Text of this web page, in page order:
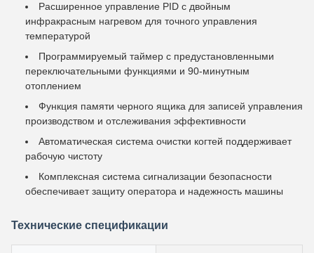
Расширенное управление PID с двойным
инфракрасным нагревом для точного управления
температурой
Программируемый таймер с предустановленными
переключательными функциями и 90-минутным
отоплением
Функция памяти черного ящика для записей управления
производством и отслеживания эффективности
Автоматическая система очистки когтей поддерживает
рабочую чистоту
Комплексная система сигнализации безопасности
обеспечивает защиту оператора и надежность машины
Технические спецификации